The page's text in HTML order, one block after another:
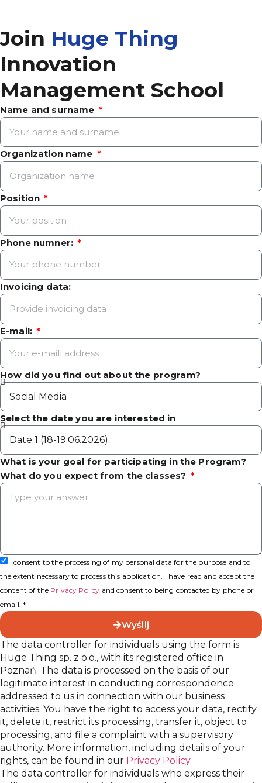
Join Huge Thing
Innovation
Management School
Name and surname
Organization name
Position
Phone numner:
Invoicing data:
E-mail:
How did you find out about the program?
Select the date you are interested in
What is your goal for participating in the Program?
What do you expect from the classes?
I consent to the processing of my personal data for the purpose and to
the extent necessary to process this application. I have read and accept the
content of the Privacy Policy and consent to being contacted by phone or
email. *
Wyślij
The data controller for individuals using the form is
Huge Thing sp. z o.o., with its registered office in
Poznań. The data is processed on the basis of our
legitimate interest in conducting correspondence
addressed to us in connection with our business
activities. You have the right to access your data, rectify
it, delete it, restrict its processing, transfer it, object to
processing, and file a complaint with a supervisory
authority. More information, including details of your
rights, can be found in our Privacy Policy.
The data controller for individuals who express their